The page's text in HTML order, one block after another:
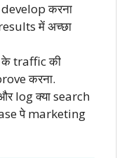
करना
में अच्छा
के traffic की
करना.
log क्या search
पे marketing